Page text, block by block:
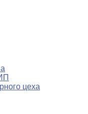
цеха